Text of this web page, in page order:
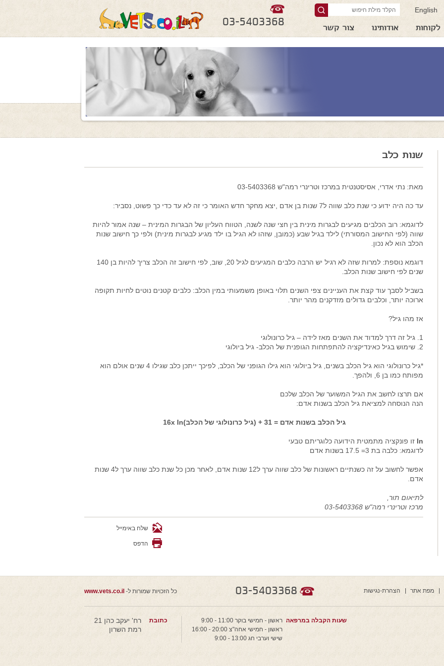
English
לקוחות אודותינו צור קשר
03-5403368
שנות כלב
מאת: נתי אדרי, אסיסטנטית במרכז וטרינרי רמה"ש 03-5403368
עד כה היה ידוע כי שנת כלב שווה ל7 שנות בן אדם ,יצא מחקר חדש האומר כי זה לא עד כדי כך פשוט, נסביר:
לדוגמא: רוב הכלבים מגיעים לבגרות מינית בין חצי שנה לשנה, הטווח העליון של הבגרות המינית – שנה אמור להיות
שווה (לפי החישוב המסורתי) לילד בגיל שבע (כמובן, שזהו לא הגיל בו ילד מגיע לבגרות מינית) ולפי כך חישוב שנות
הכלב הוא לא נכון.
דוגמא נוספת: למרות שזה לא רגיל יש הרבה כלבים המגיעים לגיל 20, שוב, לפי חישוב זה הכלב צריך להיות בן 140
שנים לפי חישוב שנות הכלב.
בשביל לסבך עוד קצת את העניינים צפי השנים תלוי באופן משמעותי במין הכלב: כלבים קטנים נוטים לחיות תקופה
ארוכה יותר, וכלבים גדולים מזדקנים מהר יותר.
אז מהו גיל?
1. גיל זה דרך למדוד את השנים מאז לידה – גיל כרונולוגי
2. שימוש בגיל כאינדיקציה להתפתחות הגופנית של הכלב- גיל ביולוגי
*גיל כרונולוגי הוא גיל הכלב בשנים, גיל ביולוגי הוא גילו הגופני של הכלב, לפיכך ייתכן כלב שגילו 4 שנים אולם הוא
מפותח כמו בן 6, ולהפך.
אם תרצו לחשב את הגיל המשוער של הכלב שלכם
הנה הנוסחה למציאת גיל הכלב בשנות אדם:
גיל הכלב בשנות אדם = 31 + (גיל כרונולוגי של הכלב)16x In
In זו פונקציה מתמטית הידועה כלוגריתם טבעי
לדוגמא: כלבה בת 3= 17.5 בשנות אדם
אפשר לחשוב על זה כשנתיים ראשונות של כלב שווה ערך ל12 שנות אדם, לאחר מכן כל שנת כלב שווה ערך ל4 שנות
אדם.
לתיאום תור,
מרכז וטרינרי רמה"ש 03-5403368
שלח באימייל
הדפס
מפת אתר הצהרת-נגישות 03-5403368 כל הזכויות שמורות ל- www.vets.co.il
שעות הקבלה במרפאה ראשון - חמישי בוקר 11:00 - 9:00
ראשון - חמישי אחה"צ 20:00 - 16:00
שישי וערבי חג 13:00 - 9:00
כתובת
רח' יעקב כהן 21
רמת השרון